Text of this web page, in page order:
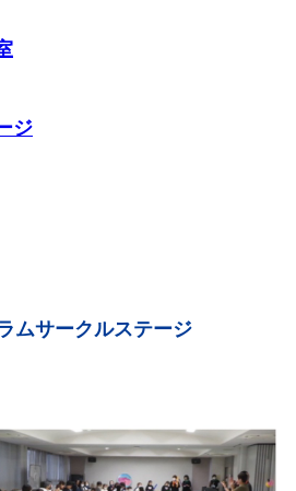
ジ
ムサークルステージ